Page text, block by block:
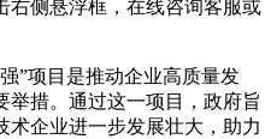
右侧悬浮框，在线咨询客服或
”项目是推动企业高质量发
举措。通过这一项目，政府旨
术企业进一步发展壮大，助力